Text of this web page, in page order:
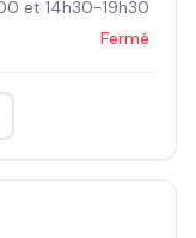
et 14h30-19h30
Fermé